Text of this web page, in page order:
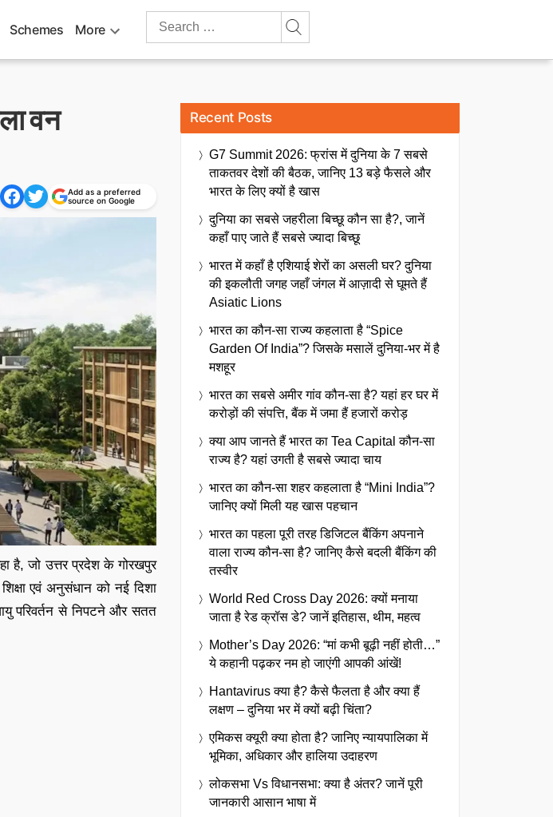
Schemes More
Search
वन
Add as a preferred
source on Google
है, जो उत्तर प्रदेश के गोरखपुर
एवं अनुसंधान को नई दिशा
परिवर्तन से निपटने और सतत
Recent Posts
G7 Summit 2026: फ्रांस में दुनिया के 7 सबसे
ताकतवर देशों की बैठक, जानिए 13 बड़े फैसले और
भारत के लिए क्यों है खास
दुनिया का सबसे जहरीला बिच्छू कौन सा है?, जानें
कहाँ पाए जाते हैं सबसे ज्यादा बिच्छू
भारत में कहाँ है एशियाई शेरों का असली घर? दुनिया
की इकलौती जगह जहाँ जंगल में आज़ादी से घूमते हैं
Asiatic Lions
भारत का कौन-सा राज्य कहलाता है “Spice
Garden Of India”? जिसके मसालें दुनिया-भर में है
मशहूर
भारत का सबसे अमीर गांव कौन-सा है? यहां हर घर में
करोड़ों की संपत्ति, बैंक में जमा हैं हजारों करोड़
क्या आप जानते हैं भारत का Tea Capital कौन-सा
राज्य है? यहां उगती है सबसे ज्यादा चाय
भारत का कौन-सा शहर कहलाता है “Mini India”?
जानिए क्यों मिली यह खास पहचान
भारत का पहला पूरी तरह डिजिटल बैंकिंग अपनाने
वाला राज्य कौन-सा है? जानिए कैसे बदली बैंकिंग की
तस्वीर
World Red Cross Day 2026: क्यों मनाया
जाता है रेड क्रॉस डे? जानें इतिहास, थीम, महत्व
Mother’s Day 2026: “मां कभी बूढ़ी नहीं होती…”
ये कहानी पढ़कर नम हो जाएंगी आपकी आंखें!
Hantavirus क्या है? कैसे फैलता है और क्या हैं
लक्षण – दुनिया भर में क्यों बढ़ी चिंता?
एमिकस क्यूरी क्या होता है? जानिए न्यायपालिका में
भूमिका, अधिकार और हालिया उदाहरण
लोकसभा Vs विधानसभा: क्या है अंतर? जानें पूरी
जानकारी आसान भाषा में